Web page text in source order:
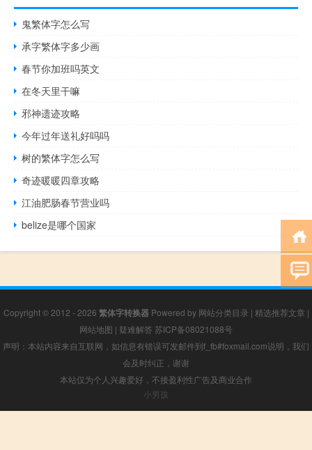
鬼繁体字怎么写
承字繁体字多少画
春节你加班吗英文
在冬天里干嘛
邪神遗迹攻略
今年过年送礼好吗吗
树的繁体字怎么写
奇迹暖暖四章攻略
江油肥肠春节营业吗
belize是哪个国家
Copyright © 2012 - 2026 繁体字转换器Powered by 网站分类目录 | 精选推荐文章 |
网站地图 | 疑难解答 苏ICP备08021088号
声明：本站内容来自互联网，如信息有错误可发邮件到f_fb#foxmail.com说明，我们
会及时纠正，谢谢
本站仅为个人兴趣爱好，不接盈利性广告及商业合作
小男孩